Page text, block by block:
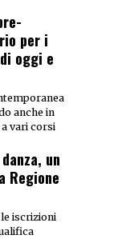
per i
oggi e
anche in
vari corsi
un
Regione
iscrizioni